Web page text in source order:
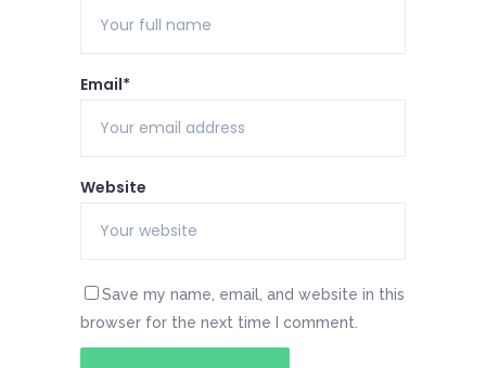
Email*
Website
Save my name, email, and website in this
browser for the next time I comment.